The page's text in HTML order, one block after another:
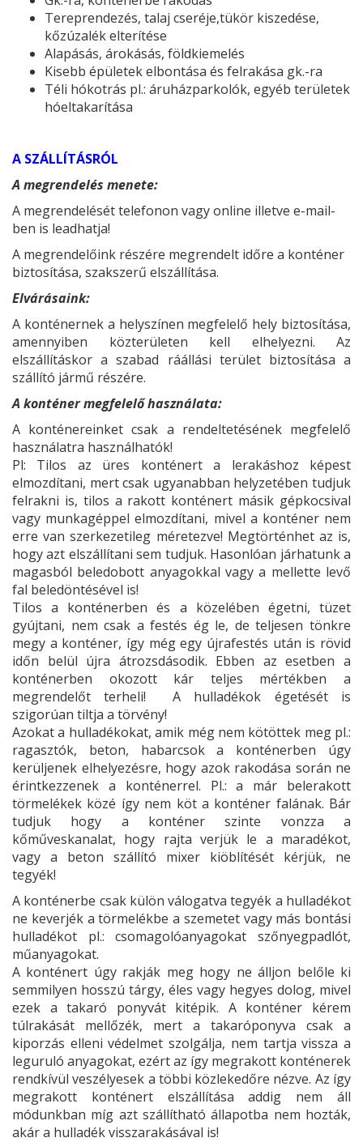
Tereprendezés, talaj cseréje,tükör kiszedése,
kőzúzalék elterítése
Alapásás, árokásás, földkiemelés
Kisebb épületek elbontása és felrakása gk.-ra
Téli hókotrás pl.: áruházparkolók, egyéb területek
hóeltakarítása
A SZÁLLÍTÁSRÓL
A megrendelés menete:
A megrendelését telefonon vagy online illetve e-mail-
ben is leadhatja!
A megrendelőink részére megrendelt időre a konténer
biztosítása, szakszerű elszállítása.
Elvárásaink:
A konténernek a helyszínen megfelelő hely biztosítása,
amennyiben közterületen kell elhelyezni. Az
elszállításkor a szabad ráállási terület biztosítása a
szállító jármű részére.
A konténer megfelelő használata:
A konténereinket csak a rendeltetésének megfelelő
használatra használhatók!
Pl: Tilos az üres konténert a lerakáshoz képest
elmozdítani, mert csak ugyanabban helyzetében tudjuk
felrakni is, tilos a rakott konténert másik gépkocsival
vagy munkagéppel elmozdítani, mivel a konténer nem
erre van szerkezetileg méretezve! Megtörténhet az is,
hogy azt elszállítani sem tudjuk. Hasonlóan járhatunk a
magasból beledobott anyagokkal vagy a mellette levő
fal beledöntésével is!
Tilos a konténerben és a közelében égetni, tüzet
gyújtani, nem csak a festés ég le, de teljesen tönkre
megy a konténer, így még egy újrafestés után is rövid
időn belül újra átrozsdásodik. Ebben az esetben a
konténerben okozott kár teljes mértékben a
megrendelőt terheli! A hulladékok égetését is
szigorúan tiltja a törvény!
Azokat a hulladékokat, amik még nem kötöttek meg pl.:
ragasztók, beton, habarcsok a konténerben úgy
kerüljenek elhelyezésre, hogy azok rakodása során ne
érintkezzenek a konténerrel. Pl.: a már belerakott
törmelékek közé így nem köt a konténer falának. Bár
tudjuk hogy a konténer szinte vonzza a
kőműveskanalat, hogy rajta verjük le a maradékot,
vagy a beton szállító mixer kiöblítését kérjük, ne
tegyék!
A konténerbe csak külön válogatva tegyék a hulladékot
ne keverjék a törmelékbe a szemetet vagy más bontási
hulladékot pl.: csomagolóanyagokat szőnyegpadlót,
műanyagokat.
A konténert úgy rakják meg hogy ne álljon belőle ki
semmilyen hosszú tárgy, éles vagy hegyes dolog, mivel
ezek a takaró ponyvát kitépik. A konténer kérem
túlrakását mellőzék, mert a takaróponyva csak a
kiporzás elleni védelmet szolgálja, nem tartja vissza a
leguruló anyagokat, ezért az így megrakott konténerek
rendkívül veszélyesek a többi közlekedőre nézve. Az így
megrakott konténert elszállítása addig nem áll
módunkban míg azt szállítható állapotba nem hozták,
akár a hulladék visszarakásával is!